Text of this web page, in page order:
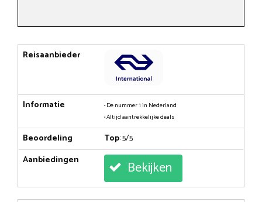
Reisaanbieder
Informatie
• De nummer 1 in Nederland
• Altijd aantrekkelijke deals
Beoordeling Top: 5/5
Aanbiedingen
Bekijken